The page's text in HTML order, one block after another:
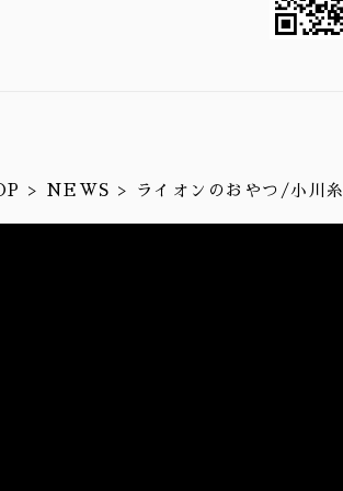
NEWS ライオンのおやつ/小川糸